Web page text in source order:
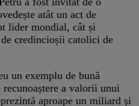
atât un act de
lider mondial, cât și
credincioșii catolici de
un exemplu de bună
a valorii unui
aproape un miliard și